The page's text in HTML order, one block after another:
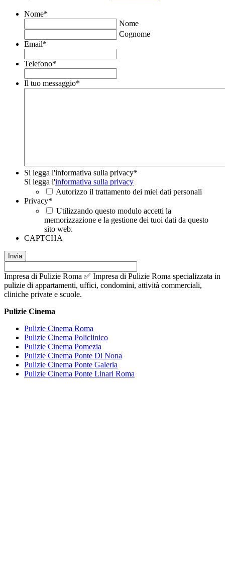
Nome*
Nome
Cognome
Email*
Telefono*
Il tuo messaggio*
Si legga l'informativa sulla privacy*
Si legga l'informativa sulla privacy
Autorizzo il trattamento dei miei dati personali
Privacy*
Utilizzando questo modulo accetti la
memorizzazione e la gestione dei tuoi dati da questo
sito web.
CAPTCHA
Impresa di Pulizie Roma ✅ Impresa di Pulizie Roma specializzata in
pulizie di appartamenti, uffici, condomini, attività commerciali,
cliniche private e scuole.
Pulizie Cinema
Pulizie Cinema Roma
Pulizie Cinema Policlinico
Pulizie Cinema Pomezia
Pulizie Cinema Ponte Di Nona
Pulizie Cinema Ponte Galeria
Pulizie Cinema Ponte Linari Roma